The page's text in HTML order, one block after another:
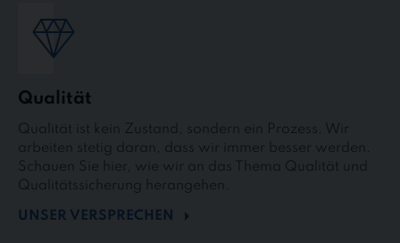
Qualität
Qualität ist kein Zustand, sondern ein Prozess. Wir
arbeiten stetig daran, dass wir immer besser werden.
Schauen Sie hier, wie wir an das Thema Qualität und
Qualitätssicherung herangehen.
UNSER VERSPRECHEN